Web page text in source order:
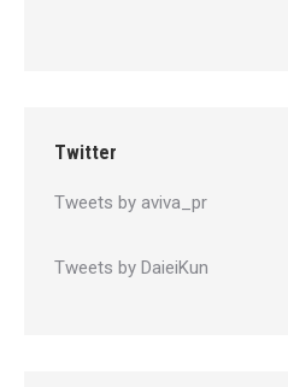
Twitter
Tweets by aviva_pr
Tweets by DaieiKun